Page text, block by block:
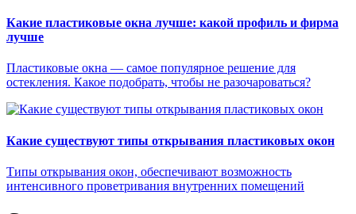
Какие пластиковые окна лучше: какой профиль и фирма
лучше
Пластиковые окна — самое популярное решение для
остекления. Какое подобрать, чтобы не разочароваться?
Какие существуют типы открывания пластиковых окон
Типы открывания окон, обеспечивают возможность
интенсивного проветривания внутренних помещений